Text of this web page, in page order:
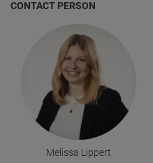
CONTACT PERSON
Melissa Lippert